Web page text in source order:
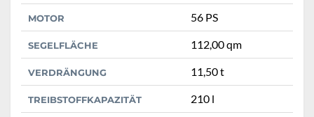
MOTOR 56 PS
SEGELFLÄCHE 112,00 qm
VERDRÄNGUNG 11,50 t
TREIBSTOFFKAPAZITÄT 210 l